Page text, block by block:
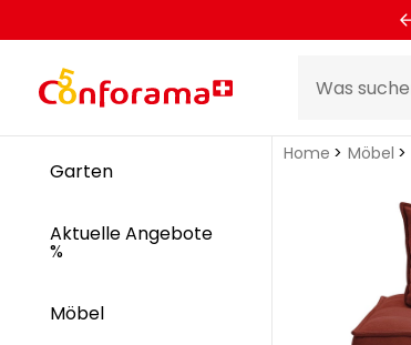
Garten
Aktuelle Angebote
%
Möbel
Home Möbel